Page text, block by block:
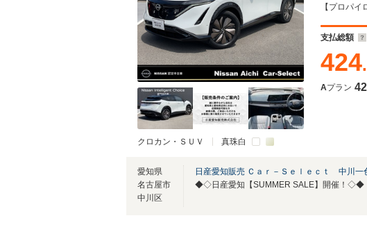
クロカン・ＳＵＶ 真珠白
ュー
ー
支払総額
424
Aプラン
愛知県
名古屋市
中川区
日産愛知販売 Ｃａｒ－Ｓｅｌｅｃｔ 中川一
◆◇日産愛知【SUMMER SALE】開催！◇◆